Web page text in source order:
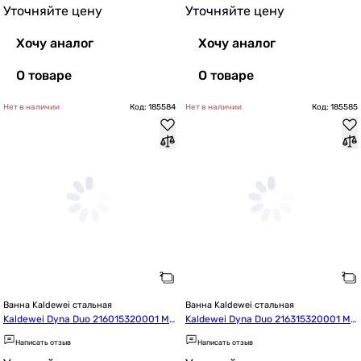
Уточняйте цену
Хочу аналог
О товаре
Уточняйте цену
Хочу аналог
О товаре
Нет в наличии Код: 185584
Ванна Kaldewei стальная
Kaldewei Dyna Duo 216015320001 Mo
d.610 170*75
Написать отзыв
Нет в наличии Код: 185585
Ванна Kaldewei стальная
Kaldewei Dyna Duo 216315320001 Mo
d.611 180*80
Написать отзыв